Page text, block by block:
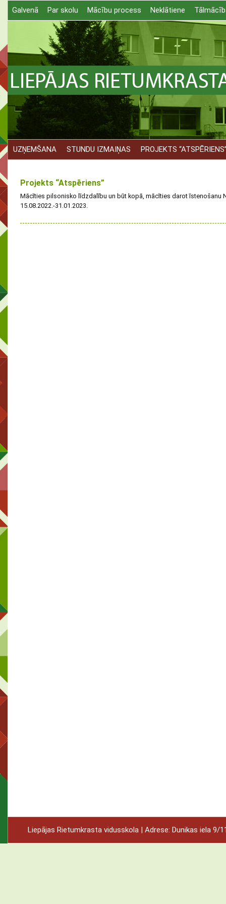
Galvenā Par skolu Mācību process Neklātiene
UZŅEMŠANA STUNDU IZMAIŅAS PROJEKTS
Projekts “Atspēriens”
Mācīties pilsonisko līdzdalību un būt kopā, mācīties darot īstenošanu
15.08.2022.-31.01.2023.
Liepājas Rietumkrasta vidusskola | Adrese: Dunikas iela 9/